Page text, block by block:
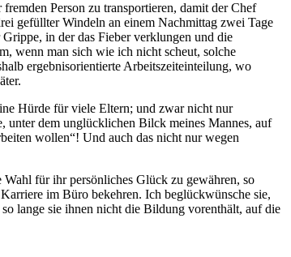
Person zu transportieren, damit der Chef
gefüllter Windeln an einem Nachmittag zwei Tage
in der das Fieber verklungen und die
wenn man sich wie ich nicht scheut, solche
ergebnisorientierte Arbeitszeiteinteilung, wo
Hürde für viele Eltern; und zwar nicht nur
unter dem unglücklichen Bilck meines Mannes, auf
wollen“! Und auch das nicht nur wegen
für ihr persönliches Glück zu gewähren, so
im Büro bekehren. Ich beglückwünsche sie,
lange sie ihnen nicht die Bildung vorenthält, auf die